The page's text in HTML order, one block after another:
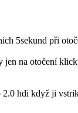
5sekund při
na otočení
hdi když ji